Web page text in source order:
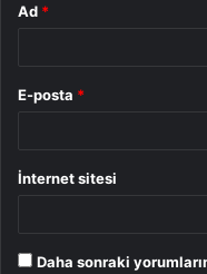
Ad *
E-posta *
İnternet sitesi
Daha sonraki